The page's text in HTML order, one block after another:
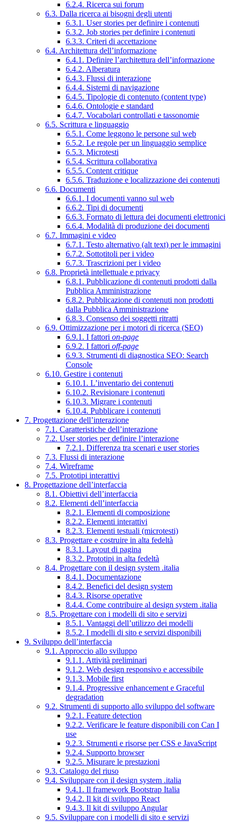
6.2.4. Ricerca sui forum
6.3. Dalla ricerca ai bisogni degli utenti
6.3.1. User stories per definire i contenuti
6.3.2. Job stories per definire i contenuti
6.3.3. Criteri di accettazione
6.4. Architettura dell’informazione
6.4.1. Definire l’architettura dell’informazione
6.4.2. Alberatura
6.4.3. Flussi di interazione
6.4.4. Sistemi di navigazione
6.4.5. Tipologie di contenuto (content type)
6.4.6. Ontologie e standard
6.4.7. Vocabolari controllati e tassonomie
6.5. Scrittura e linguaggio
6.5.1. Come leggono le persone sul web
6.5.2. Le regole per un linguaggio semplice
6.5.3. Microtesti
6.5.4. Scrittura collaborativa
6.5.5. Content critique
6.5.6. Traduzione e localizzazione dei contenuti
6.6. Documenti
6.6.1. I documenti vanno sul web
6.6.2. Tipi di documenti
6.6.3. Formato di lettura dei documenti elettronici
6.6.4. Modalità di produzione dei documenti
6.7. Immagini e video
6.7.1. Testo alternativo (alt text) per le immagini
6.7.2. Sottotitoli per i video
6.7.3. Trascrizioni per i video
6.8. Proprietà intellettuale e privacy
6.8.1. Pubblicazione di contenuti prodotti dalla
Pubblica Amministrazione
6.8.2. Pubblicazione di contenuti non prodotti
dalla Pubblica Amministrazione
6.8.3. Consenso dei soggetti ritratti
6.9. Ottimizzazione per i motori di ricerca (SEO)
6.9.1. I fattori on-page
6.9.2. I fattori off-page
6.9.3. Strumenti di diagnostica SEO: Search
Console
6.10. Gestire i contenuti
6.10.1. L’inventario dei contenuti
6.10.2. Revisionare i contenuti
6.10.3. Migrare i contenuti
6.10.4. Pubblicare i contenuti
7. Progettazione dell’interazione
7.1. Caratteristiche dell’interazione
7.2. User stories per definire l’interazione
7.2.1. Differenza tra scenari e user stories
7.3. Flussi di interazione
7.4. Wireframe
7.5. Prototipi interattivi
8. Progettazione dell’interfaccia
8.1. Obiettivi dell’interfaccia
8.2. Elementi dell’interfaccia
8.2.1. Elementi di composizione
8.2.2. Elementi interattivi
8.2.3. Elementi testuali (microtesti)
8.3. Progettare e costruire in alta fedeltà
8.3.1. Layout di pagina
8.3.2. Prototipi in alta fedeltà
8.4. Progettare con il design system .italia
8.4.1. Documentazione
8.4.2. Benefici del design system
8.4.3. Risorse operative
8.4.4. Come contribuire al design system .italia
8.5. Progettare con i modelli di sito e servizi
8.5.1. Vantaggi dell’utilizzo dei modelli
8.5.2. I modelli di sito e servizi disponibili
9. Sviluppo dell’interfaccia
9.1. Approccio allo sviluppo
9.1.1. Attività preliminari
9.1.2. Web design responsivo e accessibile
9.1.3. Mobile first
9.1.4. Progressive enhancement e Graceful
degradation
9.2. Strumenti di supporto allo sviluppo del software
9.2.1. Feature detection
9.2.2. Verificare le feature disponibili con Can I
use
9.2.3. Strumenti e risorse per CSS e JavaScript
9.2.4. Supporto browser
9.2.5. Misurare le prestazioni
9.3. Catalogo del riuso
9.4. Sviluppare con il design system .italia
9.4.1. Il framework Bootstrap Italia
9.4.2. Il kit di sviluppo React
9.4.3. Il kit di sviluppo Angular
9.5. Sviluppare con i modelli di sito e servizi